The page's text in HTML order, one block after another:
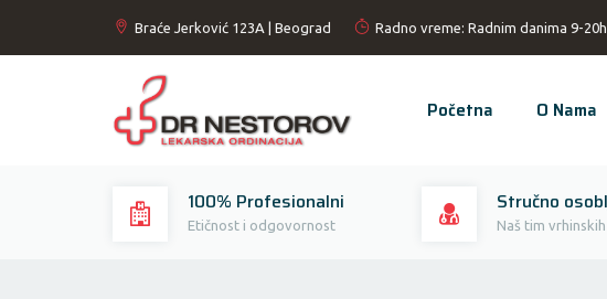
Braće Jerković 123A | Beograd Radno vreme: Radnim danima 9-
Početna O Nama
100% Profesionalni
Etičnost i odgovornost
Stručno
Naš tim